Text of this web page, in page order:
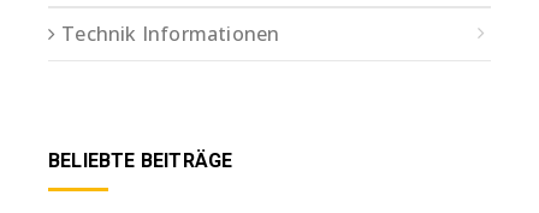
Technik Informationen
BELIEBTE BEITRÄGE